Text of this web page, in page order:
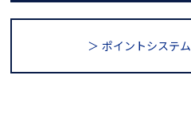
＞ ポイントシステム